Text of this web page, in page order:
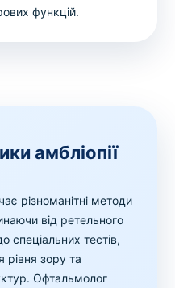
функцій.
амбліопії
різноманітні методи
від ретельного
спеціальних тестів,
рівня зору та
Офтальмолог